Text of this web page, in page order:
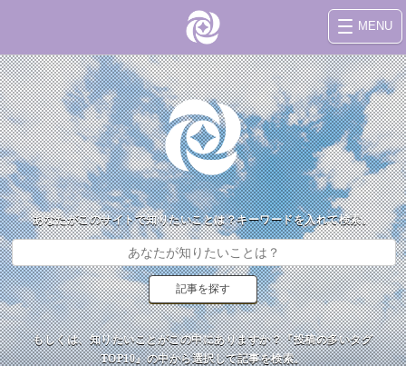
MENU
あなたがこのサイトで知りたいことは？キーワードを入れて検索。
もしくは、知りたいことがこの中にありますか？『投稿の多いタグ
TOP10』の中から選択して記事を検索。